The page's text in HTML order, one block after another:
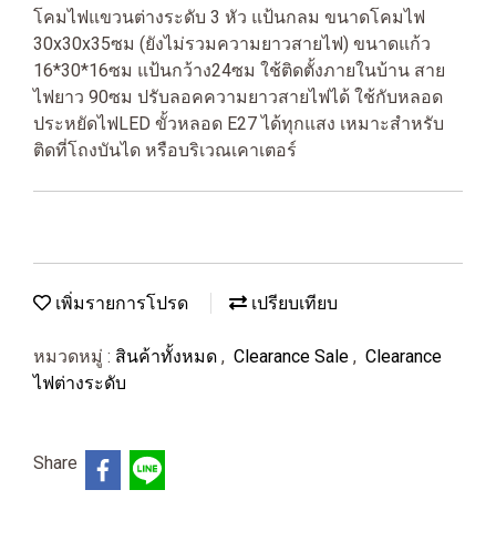
โคมไฟแขวนต่างระดับ 3 หัว แป้นกลม ขนาดโคมไฟ
30x30x35ซม (ยังไม่รวมความยาวสายไฟ) ขนาดแก้ว
16*30*16ซม แป้นกว้าง24ซม ใช้ติดตั้งภายในบ้าน สาย
ไฟยาว 90ซม ปรับลอคความยาวสายไฟได้ ใช้กับหลอด
ประหยัดไฟLED ขั้วหลอด E27 ได้ทุกแสง เหมาะสำหรับ
ติดที่โถงบันได หรือบริเวณเคาเตอร์
เพิ่มรายการโปรด เปรียบเทียบ
หมวดหมู่ : สินค้าทั้งหมด , Clearance Sale , Clearance
ไฟต่างระดับ
Share